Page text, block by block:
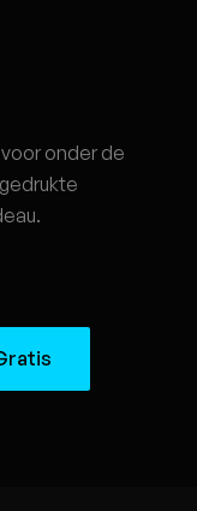
onder de